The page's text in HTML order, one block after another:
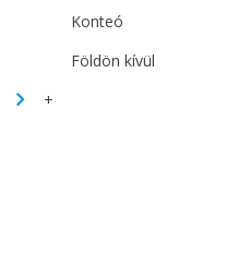
Konteó
Földön kívül
+